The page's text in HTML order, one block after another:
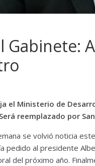
Gabinete:
el Ministerio de
reemplazado por
se volvió noticia
pedido al presidente
del próximo año.